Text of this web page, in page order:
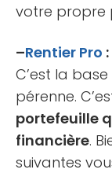
votre propre
–Rentier Pro :
C’est la base
pérenne.
portefeuille
financière.
suivantes